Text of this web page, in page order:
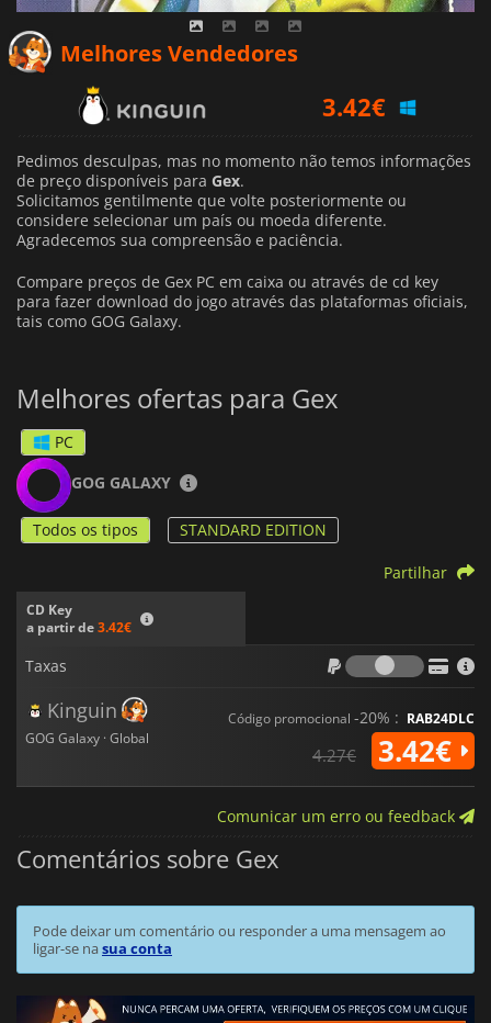
Melhores Vendedores
3.42€
Pedimos desculpas, mas no momento não temos informações
de preço disponíveis para Gex.
Solicitamos gentilmente que volte posteriormente ou
considere selecionar um país ou moeda diferente.
Agradecemos sua compreensão e paciência.
Compare preços de Gex PC em caixa ou através de cd key
para fazer download do jogo através das plataformas oficiais,
tais como GOG Galaxy.
Melhores ofertas para Gex
PC
GOG GALAXY
Todos os tipos STANDARD EDITION
CD Key
a partir de3.42€
Partilhar
Taxas
Taxas
Kinguin
GOG Galaxy · Global
Código promocional -20% : RAB24DLC
4.27€ 3.42€
Comunicar um erro ou feedback
Comentários sobre Gex
Pode deixar um comentário ou responder a uma mensagem ao
ligar-se nasua conta